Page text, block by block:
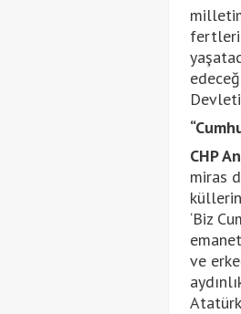
fertleri
CHP
miras
‘Biz
ve